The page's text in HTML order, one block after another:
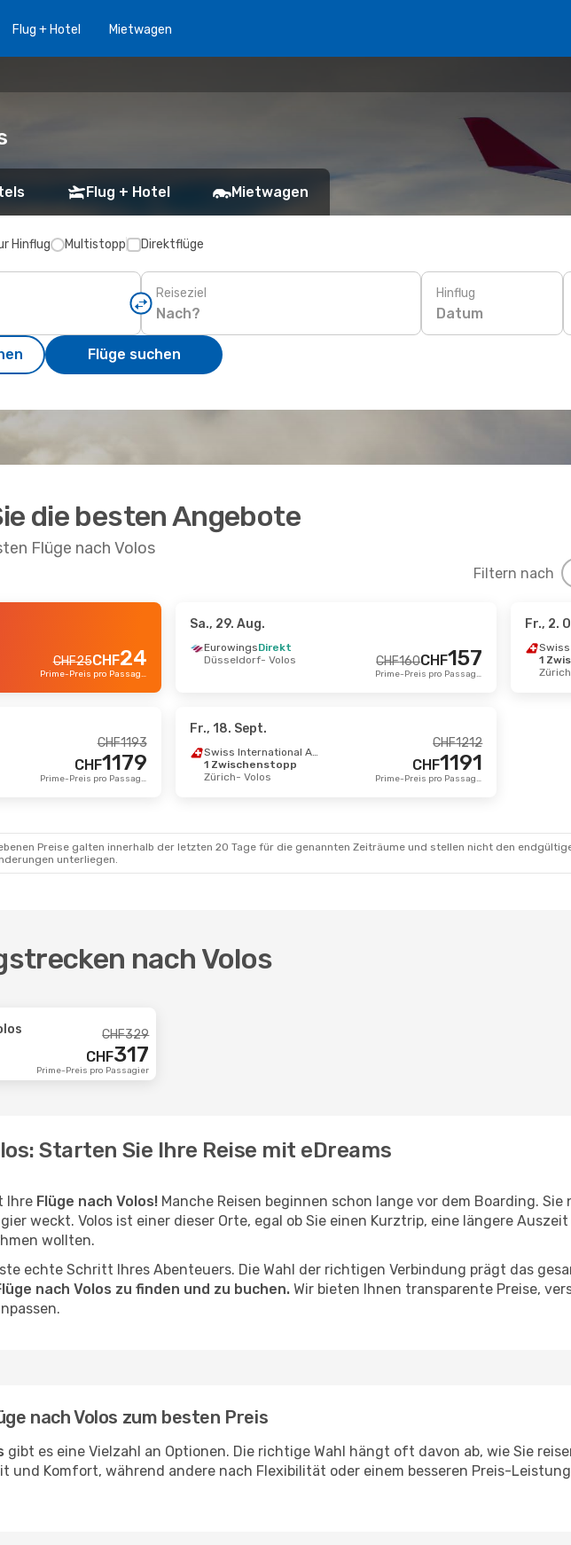
Flug + Hotel Mietwagen
Flug + Hotel Mietwagen
Hinflug Multistopp Direktflüge
Reiseziel Hinflug
Datum
Flüge suchen
die besten Angebote
Flüge nach Volos
Filtern nach
1429
25
CHF 24
CHF
Prime-Preis pro Passagier
Sa., 29. Aug.
EurowingsDirekt
Düsseldorf- Volos 160
CHF 157
CHF
Prime-Preis pro Passagier
Fr., 2.
1
Zürich
1193
CHF
1179
CHF
Prime-Preis pro Passagier
Fr., 18. Sept.
Swiss International Air Lines
1 Zwischenstopp
Zürich- Volos
1212
CHF
1191
CHF
Prime-Preis pro Passagier
Preise galten innerhalb der letzten 20 Tage für die genannten Zeiträume und stellen nicht den
unterliegen.
nach Volos
329
CHF
317
CHF
Prime-Preis pro Passagier
Starten Sie Ihre Reise mit eDreams
Ihre Flüge nach Volos! Manche Reisen beginnen schon lange vor dem Boarding.
weckt. Volos ist einer dieser Orte, egal ob Sie einen Kurztrip, eine längere
wollten.
echte Schritt Ihres Abenteuers. Die Wahl der richtigen Verbindung prägt das
nach Volos zu finden und zu buchen. Wir bieten Ihnen transparente Preise,
nach Volos zum besten Preis
gibt es eine Vielzahl an Optionen. Die richtige Wahl hängt oft davon ab, wie Sie
und Komfort, während andere nach Flexibilität oder einem besseren Preis-